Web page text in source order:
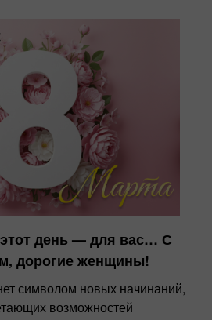
день — для вас… С
дорогие женщины!
символом новых начинаний,
возможностей